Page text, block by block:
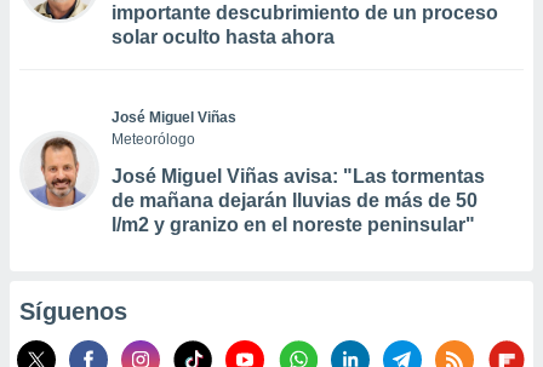
importante descubrimiento de un proceso
solar oculto hasta ahora
José Miguel Viñas
Meteorólogo
José Miguel Viñas avisa: "Las tormentas
de mañana dejarán lluvias de más de 50
l/m2 y granizo en el noreste peninsular"
Síguenos